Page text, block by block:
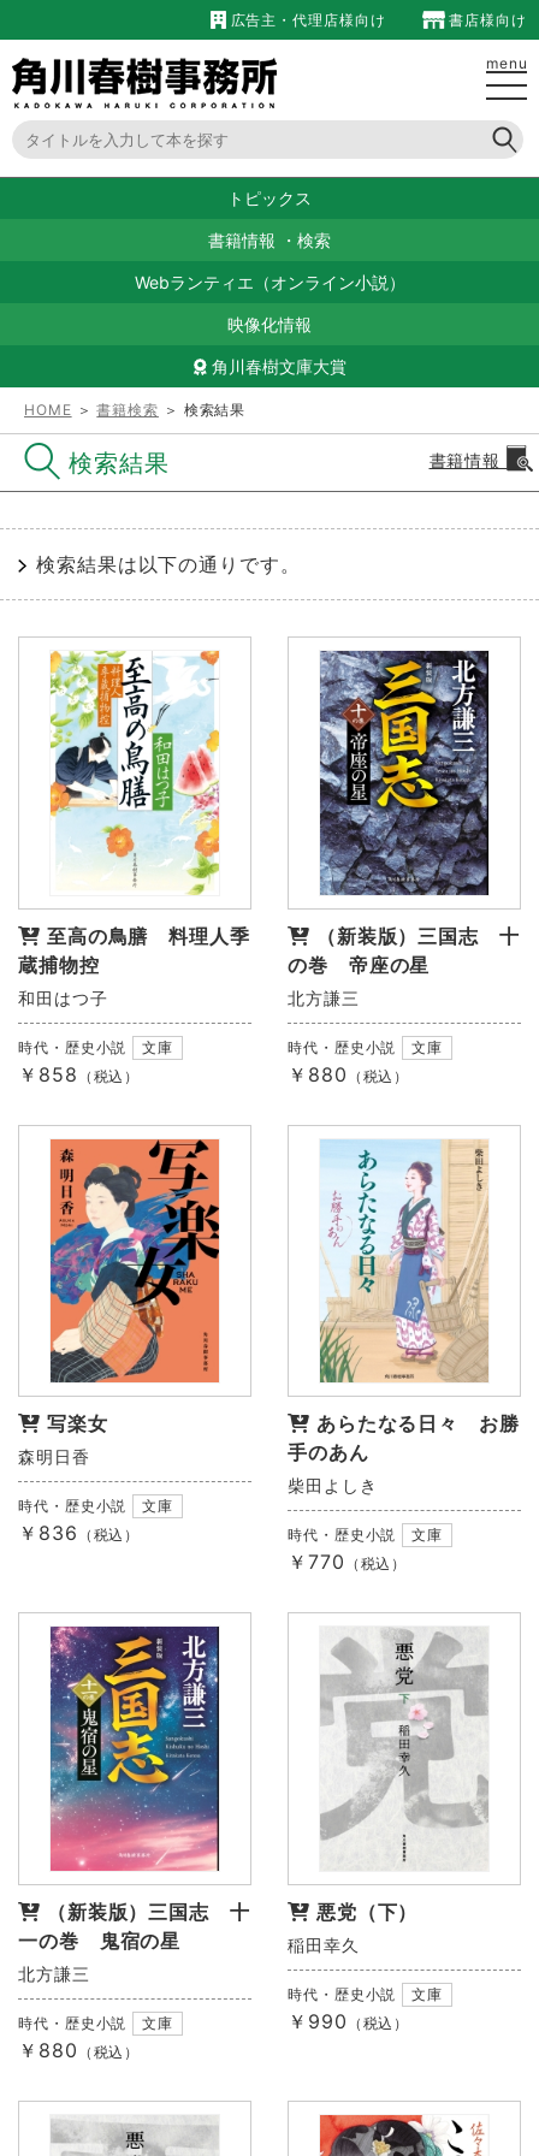
広告主・代理店様向け 書店様向け
menu
トピックス
書籍情報 ・ 検索
Webランティエ（オンライン小説）
映像化情報
角川春樹文庫大賞
HOME ＞書籍検索 ＞ 検索結果
検索結果 書籍情報
検索結果は以下の通りです。
至高の鳥膳 料理人季
蔵捕物控
和田はつ子
時代・歴史小説 文庫
￥858 （税込）
（新装版）三国志 十
の巻 帝座の星
北方謙三
時代・歴史小説 文庫
￥880 （税込）
写楽女
森明日香
時代・歴史小説 文庫
￥836 （税込）
あらたなる日々 お勝
手のあん
柴田よしき
時代・歴史小説 文庫
￥770 （税込）
（新装版）三国志 十
一の巻 鬼宿の星
北方謙三
時代・歴史小説 文庫
￥880 （税込）
悪党（下）
稲田幸久
時代・歴史小説 文庫
￥990 （税込）